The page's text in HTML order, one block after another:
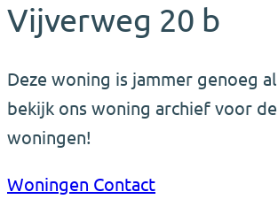
Vijverweg 20 b
Deze woning is jammer genoeg
bekijk ons woning archief voor
woningen!
Woningen Contact